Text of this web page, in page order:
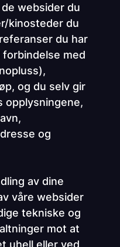
websider du
kinosteder du
du har
med
og du selv gir
opplysningene,
og
av dine
våre websider
tekniske og
mot at
uhell eller ved